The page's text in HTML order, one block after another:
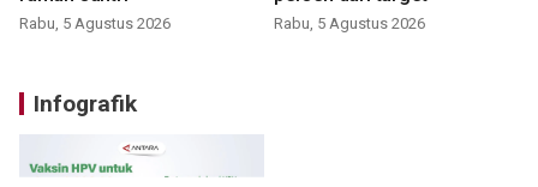
Rabu, 5 Agustus 2026 Rabu, 5 Agustus 2026
Infografik